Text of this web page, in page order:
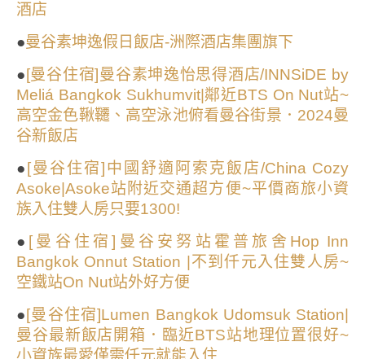
酒店
●曼谷素坤逸假日飯店-洲際酒店集團旗下
● [曼谷住宿]曼谷素坤逸怡思得酒店/INNSiDE by
Meliá Bangkok Sukhumvit|鄰近BTS On Nut站~
高空金色鞦韆、高空泳池俯看曼谷街景．2024曼
谷新飯店
● [曼谷住宿]中國舒適阿索克飯店/China Cozy
Asoke|Asoke站附近交通超方便~平價商旅小資
族入住雙人房只要1300!
● [曼谷住宿]曼谷安努站霍普旅舍Hop Inn
Bangkok Onnut Station |不到仟元入住雙人房~
空鐵站On Nut站外好方便
● [曼谷住宿]Lumen Bangkok Udomsuk Station|
曼谷最新飯店開箱．臨近BTS站地理位置很好~
小資族最愛僅需仟元就能入住